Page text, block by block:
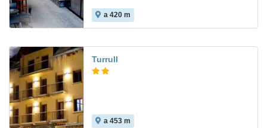
a 420 m
Turrull
a 453 m